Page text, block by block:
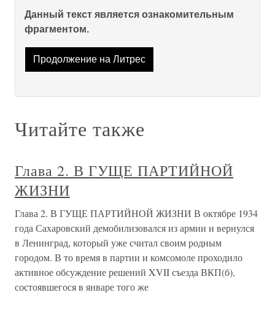
Данный текст является ознакомительным
фрагментом.
Продолжение на Литрес
Читайте также
Глава 2. В ГУЩЕ ПАРТИЙНОЙ
ЖИЗНИ
Глава 2. В ГУЩЕ ПАРТИЙНОЙ ЖИЗНИ В октябре 1934
года Сахаровский демобилизовался из армии и вернулся
в Ленинград, который уже считал своим родным
городом. В то время в партии и комсомоле проходило
активное обсуждение решений XVII съезда ВКП(б),
состоявшегося в январе того же